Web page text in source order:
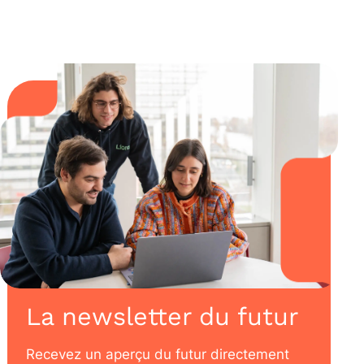
La newsletter du futur
Recevez un aperçu du futur directement